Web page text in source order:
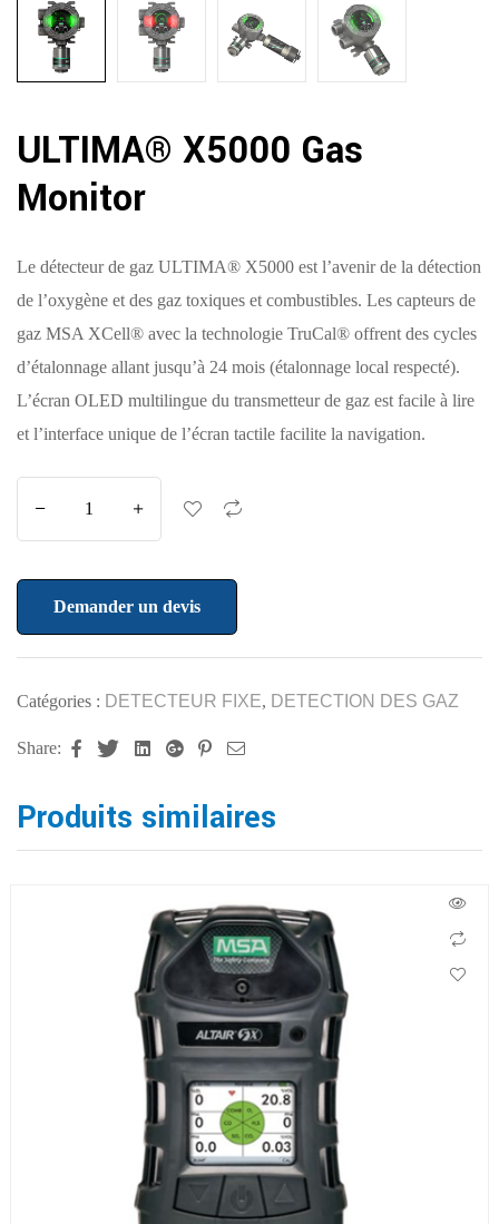
ULTIMA® X5000 Gas
Monitor
Le détecteur de gaz ULTIMA® X5000 est l’avenir de la détection
de l’oxygène et des gaz toxiques et combustibles. Les capteurs de
gaz MSA XCell® avec la technologie TruCal® offrent des cycles
d’étalonnage allant jusqu’à 24 mois (étalonnage local respecté).
L’écran OLED multilingue du transmetteur de gaz est facile à lire
et l’interface unique de l’écran tactile facilite la navigation.
Demander un devis
Catégories : DETECTEUR FIXE, DETECTION DES GAZ
Share: FacebookTwitterLinkedinGoogle+Pinterest
Produits similaires